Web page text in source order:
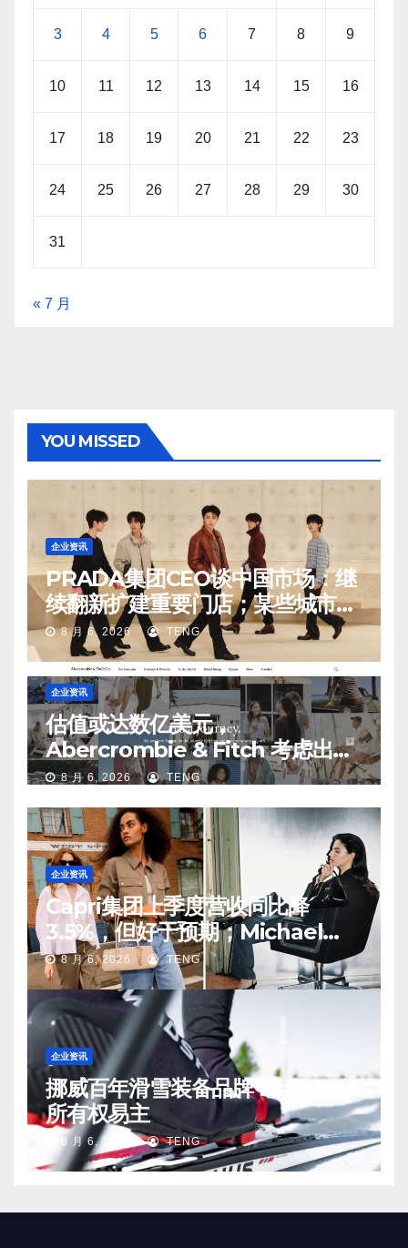
3 4 5 6 7 8 9
10 11 12 13 14 15 16
17 18 19 20 21 22 23
24 25 26 27 28 29 30
31
« 7 月
YOU MISSED
企业资讯
PRADA集团CEO谈中国市场：继
续翻新扩建重要门店；某些城市的
第二、第三店不再有价值
8 月 6, 2026 TENG
企业资讯
估值或达数亿美元，
Abercrombie & Fitch 考虑出售
中国业务部分股权
8 月 6, 2026 TENG
企业资讯
Capri集团上季度营收同比降
3.5%，但好于预期；Michael
Kors 在中国市场持续向好
8 月 6, 2026 TENG
企业资讯
挪威百年滑雪装备品牌 Madshus
所有权易主
8 月 6, 2026 TENG